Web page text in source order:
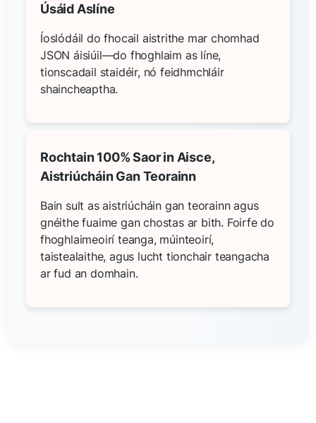
Úsáid Aslíne
Íoslódáil do fhocail aistrithe mar chomhad
JSON áisiúil—do fhoghlaim as líne,
tionscadail staidéir, nó feidhmchláir
shaincheaptha.
Rochtain 100% Saor in Aisce,
Aistriúcháin Gan Teorainn
Bain sult as aistriúcháin gan teorainn agus
gnéithe fuaime gan chostas ar bith. Foirfe do
fhoghlaimeoirí teanga, múinteoirí,
taistealaithe, agus lucht tionchair teangacha
ar fud an domhain.